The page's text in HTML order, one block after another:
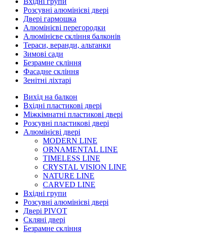
Розсувні алюмінієві двері
Двері гармошка
Алюмінієві перегородки
Алюмінієве скління балконів
Тераси, веранди, альтанки
Зимові сади
Безрамне скління
Фасадне скління
Зенітні ліхтарі
Вихід на балкон
Вхідні пластикові двері
Міжкімнатні пластикові двері
Розсувні пластикові двері
Алюмінієві двері
MODERN LINE
ORNAMENTAL LINE
TIMELESS LINE
CRYSTAL VISION LINE
NATURE LINE
CARVED LINE
Вхідні групи
Розсувні алюмінієві двері
Двері PIVOT
Скляні двері
Безрамне скління